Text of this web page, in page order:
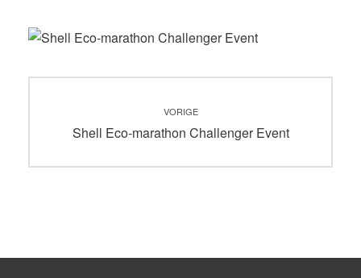
navigatie
VORIGE
Vorig
Shell Eco-marathon Challenger Event